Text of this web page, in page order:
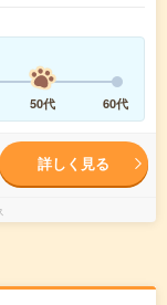
50代 60代
詳しく見る